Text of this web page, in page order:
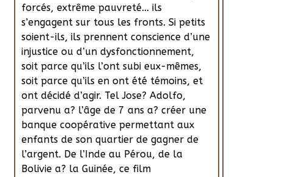
forcés, extrême pauvreté... ils
s’engagent sur tous les fronts. Si petits
soient-ils, ils prennent conscience d’une
injustice ou d’un dysfonctionnement,
soit parce qu’ils l’ont subi eux-mêmes,
soit parce qu’ils en ont été témoins, et
ont décidé d’agir. Tel Jose? Adolfo,
parvenu a? l’âge de 7 ans a? créer une
banque coopérative permettant aux
enfants de son quartier de gagner de
l’argent. De l’Inde au Pérou, de la
Bolivie a? la Guinée, ce film